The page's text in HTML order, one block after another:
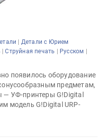
| Детали с Юрием
|Струйная печать | Русском |
появилось оборудование
предметам,
УФ-принтеры G!Digital
модель G!Digital URP-